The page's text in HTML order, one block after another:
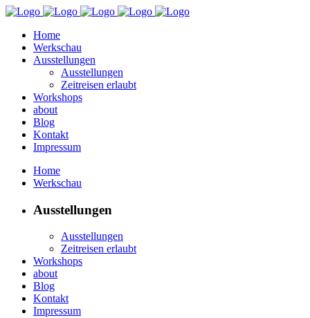
Home
Werkschau
Ausstellungen
Ausstellungen
Zeitreisen erlaubt
Workshops
about
Blog
Kontakt
Impressum
Home
Werkschau
Ausstellungen
Ausstellungen
Zeitreisen erlaubt
Workshops
about
Blog
Kontakt
Impressum